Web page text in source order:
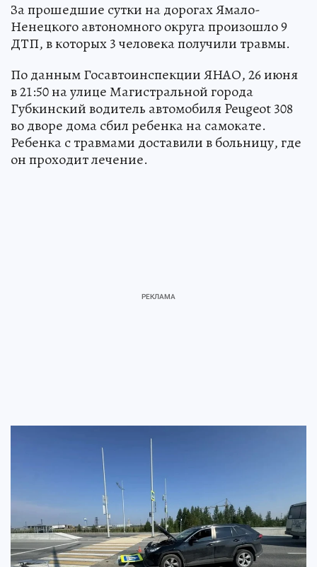
За прошедшие сутки на дорогах Ямало-
Ненецкого автономного округа произошло 9
ДТП, в которых 3 человека получили травмы.
По данным Госавтоинспекции ЯНАО, 26 июня
в 21:50 на улице Магистральной города
Губкинский водитель автомобиля Peugeot 308
во дворе дома сбил ребенка на самокате.
Ребенка с травмами доставили в больницу, где
он проходит лечение.